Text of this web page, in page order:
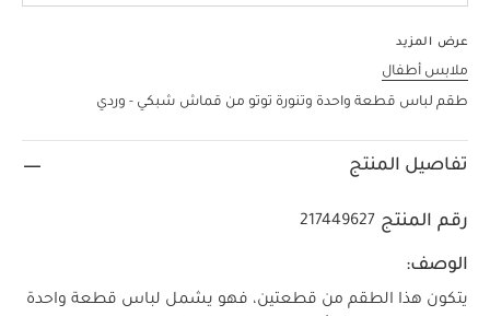
عرض المزيد
ملابس أطفال
طقم لباس قطعة واحدة وتنورة توتو من قماش شبكي - وردي
تفاصيل المنتج
رقم المنتج 217449627
الوصف:
يتكون هذا الطقم من قطعتين، فهو يشمل لباس قطعة واحدة